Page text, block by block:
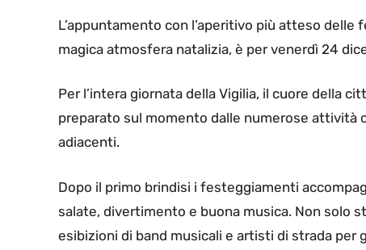
L’appuntamento con l’aperitivo più atteso
magica atmosfera natalizia, è per venerdì 24
Per l’intera giornata della Vigilia, il cuore della
preparato sul momento dalle numerose attività
adiacenti.
Dopo il primo brindisi i festeggiamenti
salate, divertimento e buona musica. Non solo
esibizioni di band musicali e artisti di strada per